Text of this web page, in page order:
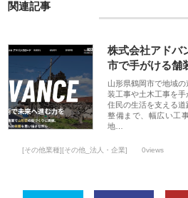
関連記事
株式会社アドバ
市で手がける舗
山形県鶴岡市で地域
装工事や土木工事を
住民の生活を支える
整備まで、幅広い工
地…
[その他業種][その他_法人・企業] 0views